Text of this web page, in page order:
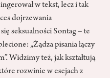
w tekst, lecz i tak
dojrzewania
seksualności Sontag – te
„Żądza pisania łączy
Widzimy też, jak kształtują
rozwinie w esejach z